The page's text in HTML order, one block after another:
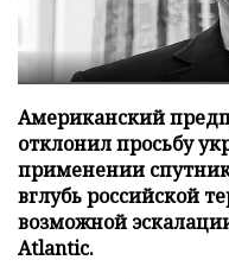
Американский
отклонил просьбу
применении
вглубь российской
возможной
Atlantic.